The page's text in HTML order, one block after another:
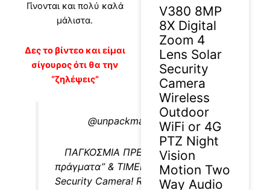
Γίνονται και πολύ καλά
μάλιστα.
Δες το βίντεο και είμαι
σίγουρος ότι θα την
“ζηλέψεις”
@unpackman.review
ΠΑΓΚΟΣΜΙΑ ΠΡΕΜΙΕΡΑ “τρελά
πράγματα” & TIMELAPSE 180° από
Security Camera! REOLINK Argus 4
V380 8MP
8X Digital
Zoom 4
Lens Solar
Security
Camera
Wireless
Outdoor
WiFi or 4G
PTZ Night
Vision
Motion Two
Way Audio